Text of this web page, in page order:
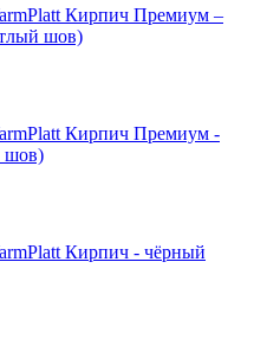
Кирпич Премиум –
шов)
Кирпич Премиум -
шов)
Кирпич - чёрный